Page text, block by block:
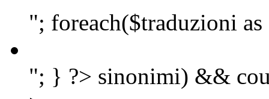
"; foreach($traduzioni
"; } ?> sinonimi) &&